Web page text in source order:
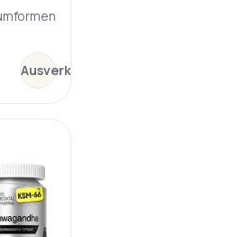
Ausverkauft
: Magnesium + B6 – MagActive